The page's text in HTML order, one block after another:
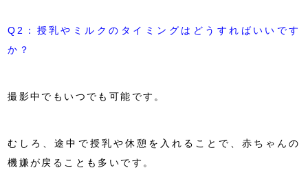
Q2：授乳やミルクのタイミングはどうすればいいです
か？
撮影中でもいつでも可能です。
むしろ、途中で授乳や休憩を入れることで、赤ちゃんの
機嫌が戻ることも多いです。